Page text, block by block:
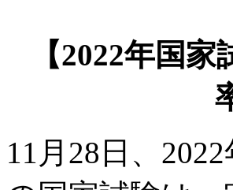
【2022年国家
11月28日、